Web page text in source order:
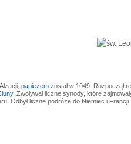
papieżemzostał w 1049. Rozpoczął
. Zwoływał liczne synody, które
Odbył liczne podróże do Niemiec i Francji.